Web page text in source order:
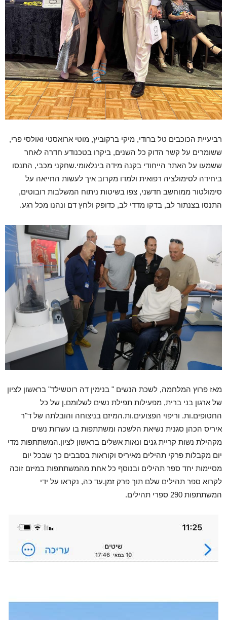
רביעיית הכוכבים טל ברודי, מיקי ברקוביץ, מוטי ארואסטי ואולסי פרי,
ששומרים על קשר הדוק כל השנים, ביקרו בטכנודע חדרה לאחר
ששמעו על האתר הייחודי בקנה מידה בינלאומי.שחקני מכבי, התנסו
ביחידה לסימולציה רפואית ולמדו מקרוב איך לעשות החייאה על
סימולטור ממוחשב חדשני, צפו בשיטות ניתוח המשלבות רובוטים,
התנסו בצנתור לב, בדקו מדדי לב, כדופק ולחץ דם ונהנו מכל רגע.
מאז פרוץ המלחמה, לשכת הנשים " בנימין דה רוטשילד" בראשון לציון
של ארגון בני ברית, מפעילות תפילת נשים לשלומם.ן של כל
החטופים.ות. וריפוי הפצועים.ות.המיזם בניצוחה והובלתה של ד"ר
איריס הכהן סגנית נשיאת הלשכה ומשתתפות בו עשרות נשים
מקהילת נשות קריית גנים ונאות אשלים בראשון לציון.המשתתפות מדי
יום מקבלות פרקי תהילים מאיריס וקוראות בסבבים כך שבכל יום
מסיימות יחד ספר תהילים ובנוסף כל אחת מהמשתתפות במיזם זוכה
לקרוא ספר תהילים שלם תוך פרק זמן.עד כה, נקראו על ידי
המשתתפות 290 ספרי תהילים.